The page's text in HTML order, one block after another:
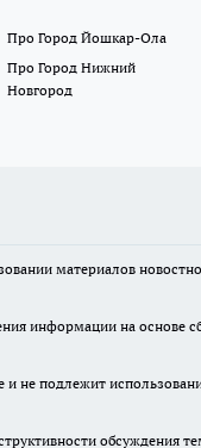
Про Город Йошкар-Ола
Про Город Нижний
Новгород
материалов
информации на основе
и не подлежит
обсуждения